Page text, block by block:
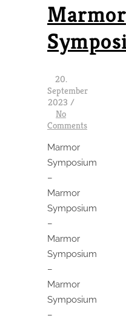
Marmor
20.
September
2023 /
No
Comments
Marmor
Symposium
–
Marmor
Symposium
–
Marmor
Symposium
–
Marmor
Symposium
–